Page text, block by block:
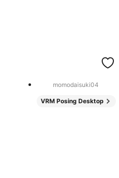
momodaisuki04
VRM Posing Desktop